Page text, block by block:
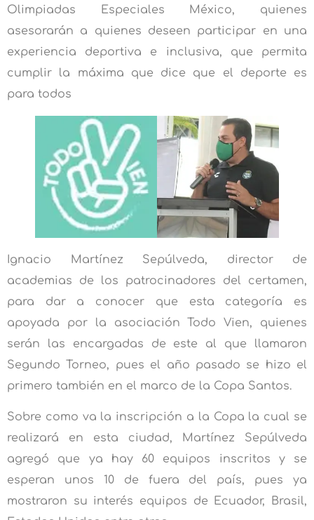
Olimpiadas Especiales México, quienes
asesorarán a quienes deseen participar en una
experiencia deportiva e inclusiva, que permita
cumplir la máxima que dice que el deporte es
para todos
Ignacio Martínez Sepúlveda, director de
academias de los patrocinadores del certamen,
para dar a conocer que esta categoría es
apoyada por la asociación Todo Vien, quienes
serán las encargadas de este al que llamaron
Segundo Torneo, pues el año pasado se hizo el
primero también en el marco de la Copa Santos.
Sobre como va la inscripción a la Copa la cual se
realizará en esta ciudad, Martínez Sepúlveda
agregó que ya hay 60 equipos inscritos y se
esperan unos 10 de fuera del país, pues ya
mostraron su interés equipos de Ecuador, Brasil,